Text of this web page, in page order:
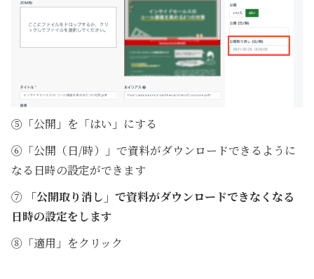
⑤「公開」を「はい」にする
⑥「公開（日/時）」で資料がダウンロードできるように
なる日時の設定ができます
⑦
「公開取り消し」で資料がダウンロードできなくなる
日時の設定をします
⑧「適用」をクリック